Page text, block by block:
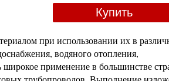
Купить
при использовании их в
водяного отопления,
применение в большинстве